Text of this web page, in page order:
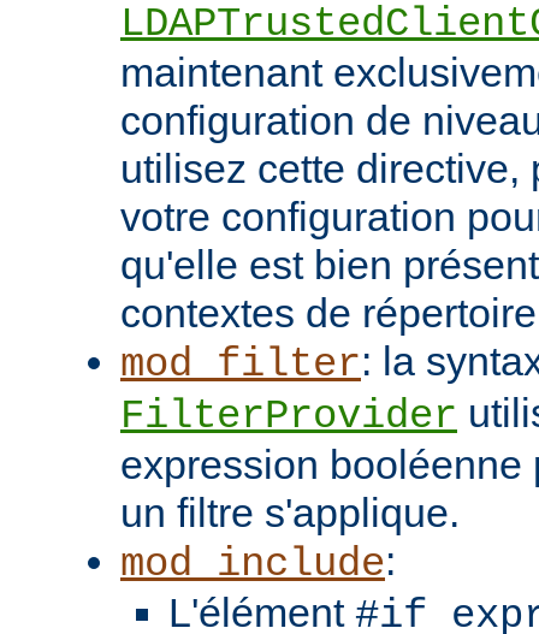
maintenant
configuration de
utilisez cette directive,
votre configuration
qu'elle est bien
contextes de
mod_filter: la
FilterProvider
expression booléenne
un filtre s'applique.
mod_include:
L'élément #if